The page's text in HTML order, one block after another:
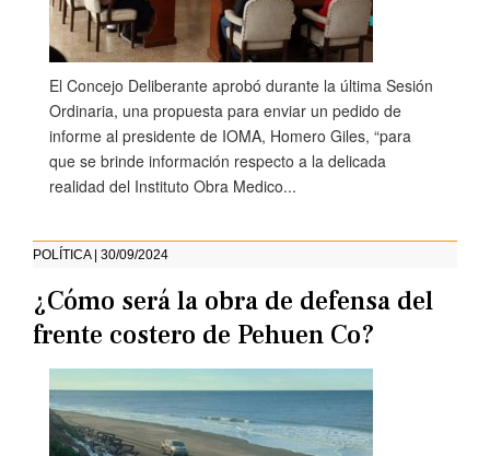
El Concejo Deliberante aprobó durante la última Sesión
Ordinaria, una propuesta para enviar un pedido de
informe al presidente de IOMA, Homero Giles, “para
que se brinde información respecto a la delicada
realidad del Instituto Obra Medico...
POLÍTICA | 30/09/2024
¿Cómo será la obra de defensa del
frente costero de Pehuen Co?